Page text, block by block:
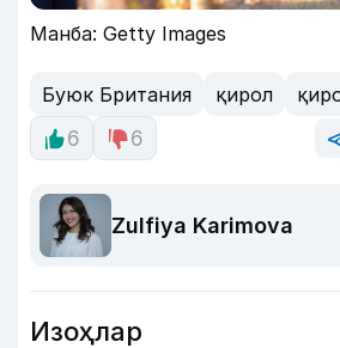
Манба: Getty Images
Буюк Британия қирол
6
6
Zulfiya Karimova
Изоҳлар